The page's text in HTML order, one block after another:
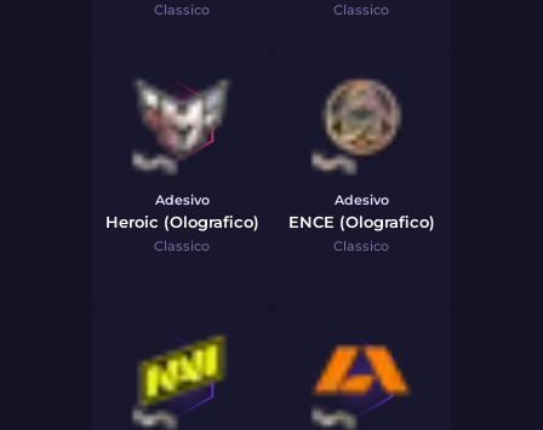
Classico Classico
Adesivo
Heroic (Olografico)
Classico
Adesivo
ENCE (Olografico)
Classico